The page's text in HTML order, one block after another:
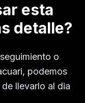
esta
detalle?
o
, podemos
llevarlo al dia